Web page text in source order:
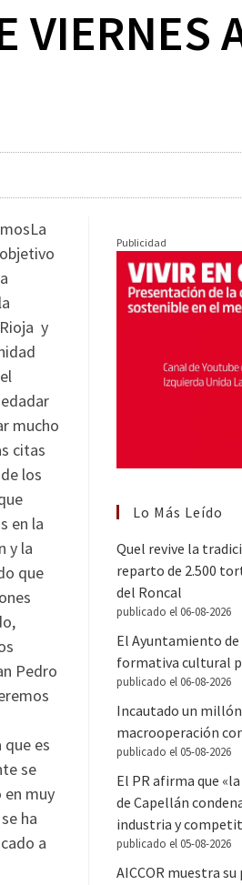
VIERNES
y
mucho
citas
los
en la
y la
que
Pedro
es
se
en muy
ha
a
Publicidad
Lo Más Leído
Quel revive la
reparto de 2.500
del Roncal
publicado el 06-08-2026
El Ayuntamiento
formativa cultural
publicado el 06-08-2026
Incautado un millón
macrooperación
publicado el 05-08-2026
El PR afirma que
de Capellán
industria y
publicado el 05-08-2026
AICCOR muestra